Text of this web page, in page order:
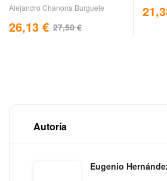
Alejandro Chanona Burguete
27,50€
26,13 €
Autoría
Eugenio